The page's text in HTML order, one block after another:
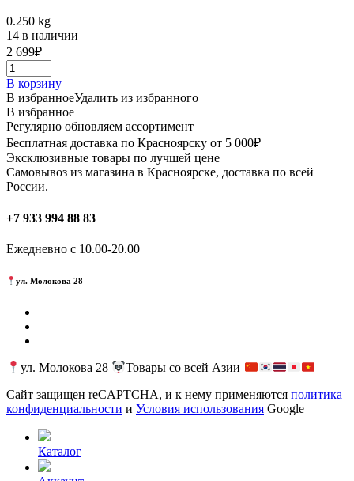
0.250 kg
14 в наличии
2 699₽
В корзину
В избранноеУдалить из избранного
В избранное
Регулярно обновляем ассортимент
Бесплатная доставка по Красноярску от 5 000₽
Эксклюзивные товары по лучшей цене
Самовывоз из магазина в Красноярске, доставка по всей
России.
+7 933 994 88 83
Ежедневно с 10.00-20.00
ул. Молокова 28
ул. Молокова 28
Товары со всей Азии
Сайт защищен reCAPTCHA, и к нему применяются политика
конфиденциальности и Условия использования Google
Каталог